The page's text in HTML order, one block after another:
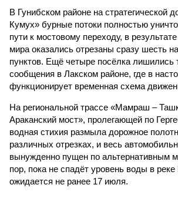
В Гунибском районе на стратегической
Кумух» бурные потоки полностью
пути к мостовому переходу, в
мира оказались отрезаны сразу шесть
пунктов. Ещё четыре посёлка лишились
сообщения в Лакском районе, где в
функционирует временная схема
На региональной трассе «Мамраш –
Араканский мост», пролегающей по
водная стихия размыла дорожное
различных отрезках, и весь
вынужденно пущен по альтернативным
пор, пока не спадёт уровень воды в реке
ожидается не ранее 17 июля.